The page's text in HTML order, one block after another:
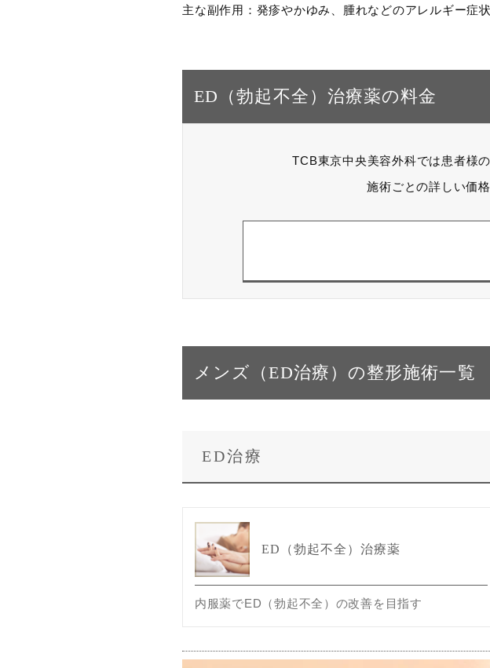
主な副作用：発疹やかゆみ、腫れなどのアレルギー症状
ED（勃起不全）治療薬の料金
TCB東京中央美容外科では患者様
施術ごとの詳しい価
メンズ（ED治療）の整形施術一覧
ED治療
ED（勃起不全）治療薬
内服薬でED（勃起不全）の改善を目指す